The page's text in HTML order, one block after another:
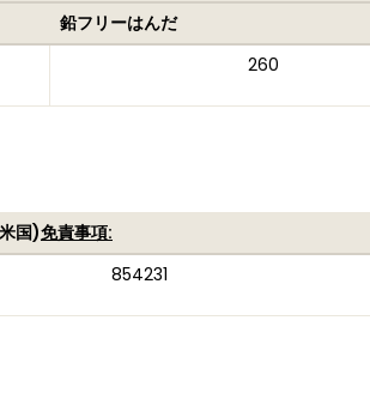
鉛フリーはんだ
260
国)免責事項:
854231